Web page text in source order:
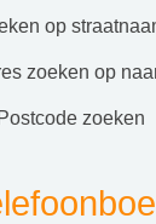
op
zoeken op
postcode zoeken